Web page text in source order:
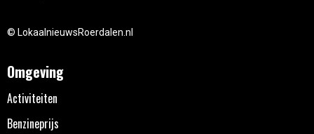
© LokaalnieuwsRoerdalen.nl
Omgeving
Activiteiten
Benzineprijs